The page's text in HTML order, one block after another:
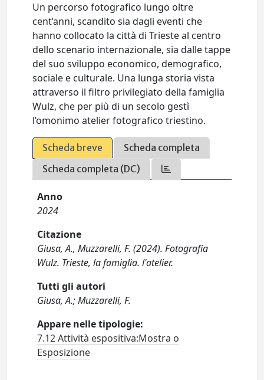
Un percorso fotografico lungo oltre
cent’anni, scandito sia dagli eventi che
hanno collocato la città di Trieste al centro
dello scenario internazionale, sia dalle tappe
del suo sviluppo economico, demografico,
sociale e culturale. Una lunga storia vista
attraverso il filtro privilegiato della famiglia
Wulz, che per più di un secolo gestì
l’omonimo atelier fotografico triestino.
Scheda breve
Scheda completa
Scheda completa (DC)
Anno
2024
Citazione
Giusa, A., Muzzarelli, F. (2024). Fotografia
Wulz. Trieste, la famiglia. l'atelier.
Tutti gli autori
Giusa, A.; Muzzarelli, F.
Appare nelle tipologie:
7.12 Attività espositiva:Mostra o
Esposizione